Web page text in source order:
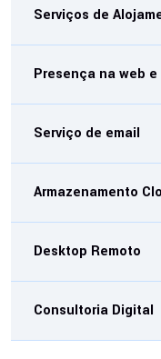
Serviços de
Presença na web e
Serviço de email
Armazenamento
Desktop Remoto
Consultoria Digital